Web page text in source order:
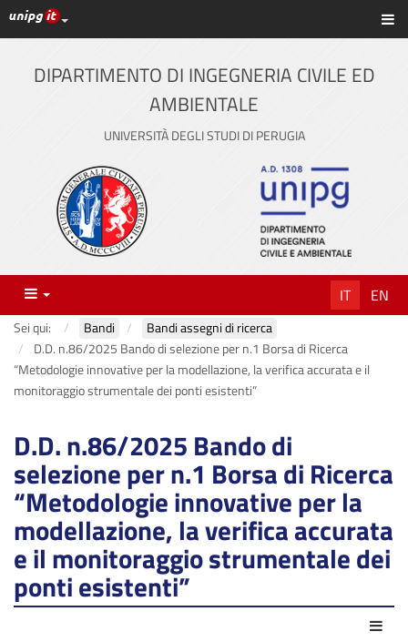
Vai
al
contenuto
principale
Link ai principali servizi web di Ateneo
DIPARTIMENTO DI INGEGNERIA CIVILE ED
AMBIENTALE
UNIVERSITÀ DEGLI STUDI DI PERUGIA
Menu IT EN
Sei qui: Bandi
Bandi assegni di ricerca
D.D. n.86/2025 Bando di selezione per n.1 Borsa di Ricerca
“Metodologie innovative per la modellazione, la verifica accurata e il
monitoraggio strumentale dei ponti esistenti”
D.D. n.86/2025 Bando di
selezione per n.1 Borsa di Ricerca
“Metodologie innovative per la
modellazione, la verifica accurata
e il monitoraggio strumentale dei
ponti esistenti”